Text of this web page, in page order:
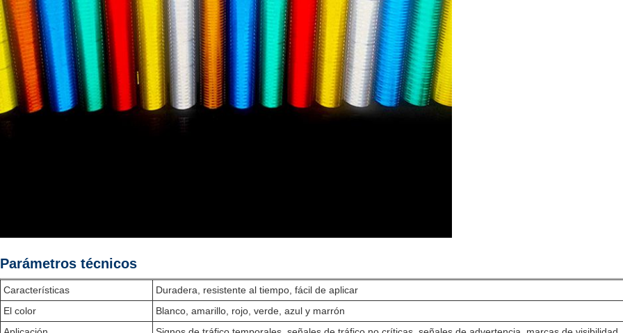
Parámetros técnicos
Características
Duradera, resistente al tiempo, fácil de aplicar
El color
Blanco, amarillo, rojo, verde, azul y marrón